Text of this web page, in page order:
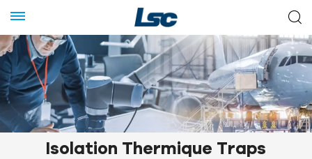
Isolation Thermique Traps